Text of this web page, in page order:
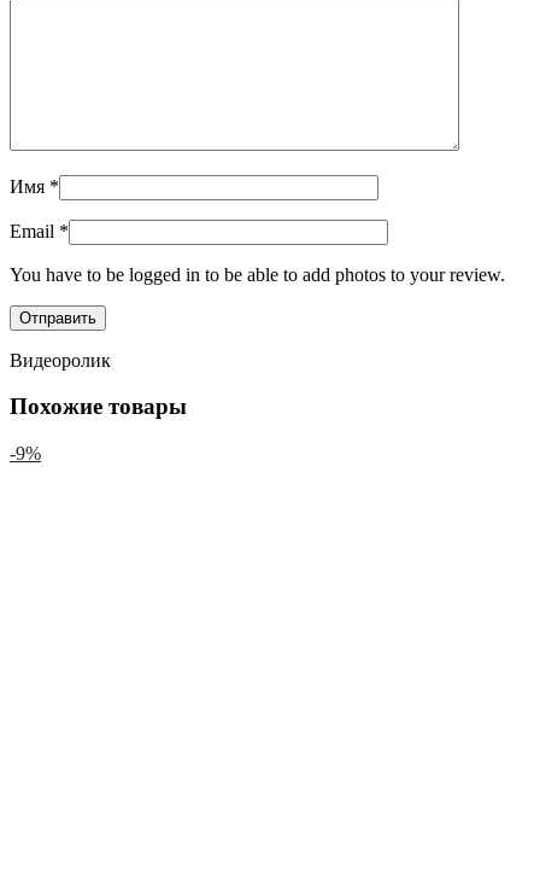
Имя *
Email *
You have to be logged in to be able to add photos to your review.
Видеоролик
Похожие товары
-9%